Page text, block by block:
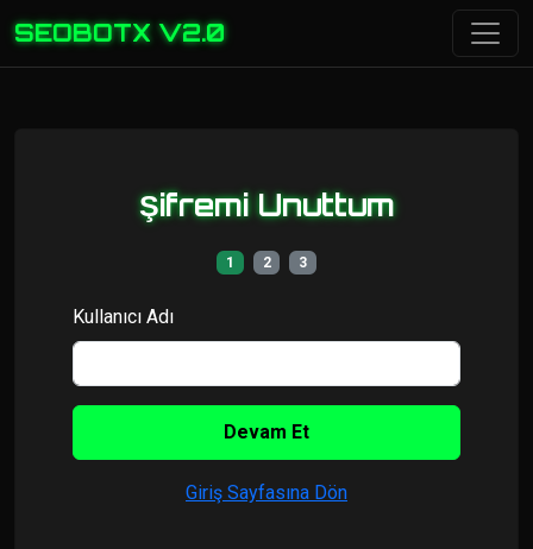
SEOBOTX V2.0
Şifremi Unuttum
1 2 3
Kullanıcı Adı
Devam Et
Giriş Sayfasına Dön